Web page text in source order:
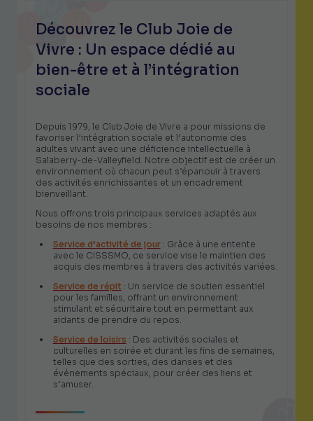
Découvrez le Club Joie de
Vivre : Un espace dédié au
bien-être et à l’intégration
sociale
Depuis 1979, le Club Joie de Vivre a pour missions de
favoriser l’intégration sociale et l’autonomie des
adultes vivant avec une déficience intellectuelle à
Salaberry-de-Valleyfield. Notre objectif est de créer un
environnement où chacun peut s’épanouir à travers
des activités enrichissantes et un encadrement
bienveillant.
Nous offrons trois principaux services adaptés aux
besoins de nos membres :
Service d’activité de jour: Grâce à une entente
avec le CISSSMO, ce service vise le maintien des
acquis des membres à travers des activités variées.
Service de répit : Un service de soutien essentiel
pour les familles, offrant un environnement
stimulant et sécuritaire tout en permettant aux
aidants de prendre du repos.
Service de loisirs : Des activités sociales et
culturelles en soirée et durant les fins de semaines,
telles que des sorties, des danses et des
événements spéciaux, pour créer des liens et
s’amuser.